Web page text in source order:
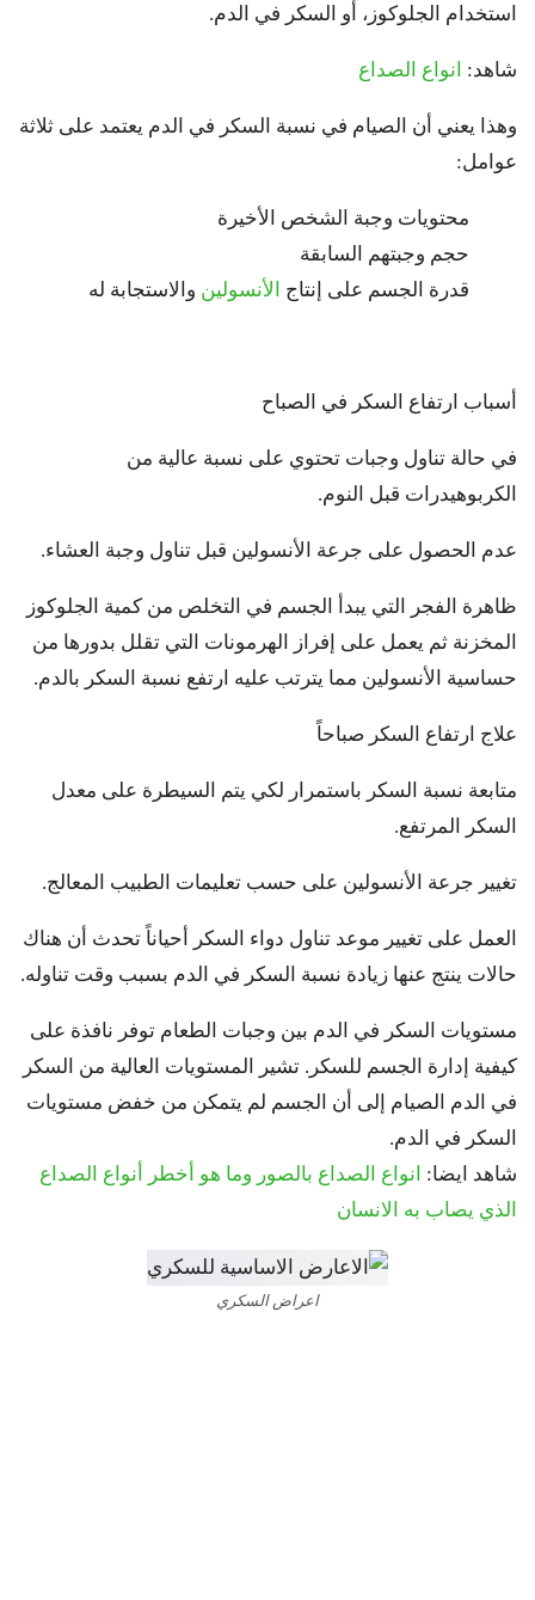
استخدام الجلوكوز، أو السكر في الدم.
شاهد: انواع الصداع
وهذا يعني أن الصيام في نسبة السكر في الدم يعتمد على ثلاثة
عوامل:
محتويات وجبة الشخص الأخيرة
حجم وجبتهم السابقة
قدرة الجسم على إنتاج
الأنسولين والاستجابة له
أسباب ارتفاع السكر في الصباح
في حالة تناول وجبات تحتوي على نسبة عالية من
الكربوهيدرات قبل النوم.
عدم الحصول على جرعة الأنسولين قبل تناول وجبة العشاء.
ظاهرة الفجر التي يبدأ الجسم في التخلص من كمية الجلوكوز
المخزنة ثم يعمل على إفراز الهرمونات التي تقلل بدورها من
حساسية الأنسولين مما يترتب عليه ارتفع نسبة السكر بالدم.
علاج ارتفاع السكر صباحاً
متابعة نسبة السكر باستمرار لكي يتم السيطرة على معدل
السكر المرتفع.
تغيير جرعة الأنسولين على حسب تعليمات الطبيب المعالج.
العمل على تغيير موعد تناول دواء السكر أحياناً تحدث أن هناك
حالات ينتج عنها زيادة نسبة السكر في الدم بسبب وقت تناوله.
مستويات السكر في الدم بين وجبات الطعام توفر نافذة على
كيفية إدارة الجسم للسكر. تشير المستويات العالية من السكر
في الدم الصيام إلى أن الجسم لم يتمكن من خفض مستويات
السكر في الدم.
شاهد ايضا: انواع الصداع بالصور وما هو أخطر أنواع الصداع
الذي يصاب به الانسان
اعراض السكري